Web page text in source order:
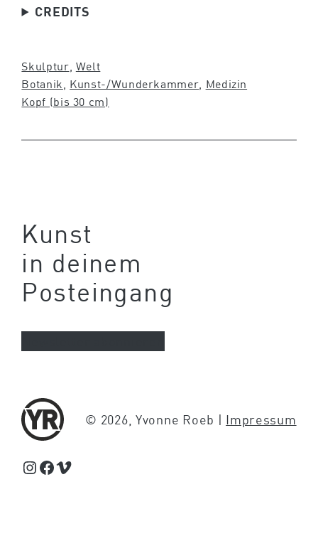
CREDITS
Skulptur Welt
Botanik
Kunst-/Wunderkammer Medizin
Kopf (bis 30 cm)
Kunst
in deinem
Posteingang
© 2026, Yvonne Roeb | Impressum
Schaue Feed, Reels und Storys auf Instagram von Yvonne Roeb
Facebook
Schaue Videos auf Vimeo über Yvonne Roeb